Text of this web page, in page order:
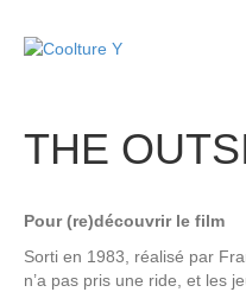
THE
Pour (re)découvrir le film
Sorti en 1983, réalisé par
n’a pas pris une ride, et les